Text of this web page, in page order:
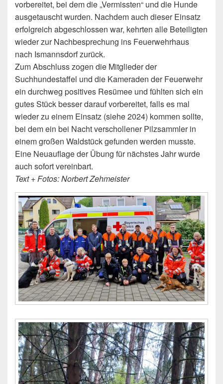
vorbereitet, bei dem die „Vermissten“ und die Hunde
ausgetauscht wurden. Nachdem auch dieser Einsatz
erfolgreich abgeschlossen war, kehrten alle Beteiligten
wieder zur Nachbesprechung ins Feuerwehrhaus
nach Ismannsdorf zurück.
Zum Abschluss zogen die Mitglieder der
Suchhundestaffel und die Kameraden der Feuerwehr
ein durchweg positives Resümee und fühlten sich ein
gutes Stück besser darauf vorbereitet, falls es mal
wieder zu einem Einsatz (siehe 2024) kommen sollte,
bei dem ein bei Nacht verschollener Pilzsammler in
einem großen Waldstück gefunden werden musste.
Eine Neuauflage der Übung für nächstes Jahr wurde
auch sofort vereinbart.
Text + Fotos: Norbert Zehmeister